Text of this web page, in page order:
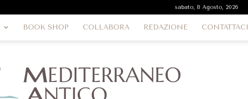
sabato, 8 Agosto, 2026
BOOK SHOP COLLABORA REDAZIONE CONTATTACI